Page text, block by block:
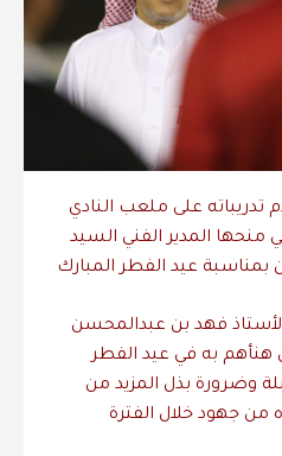
تدريباته على ملعب النادي
منحها المدير الفني السيد
بمناسبة عيد الفطر المبارك
فهد بن عبدالمحسن
هنأهم به في عيد الفطر
وضرورة بذل المزيد من
من جهود خلال الفترة